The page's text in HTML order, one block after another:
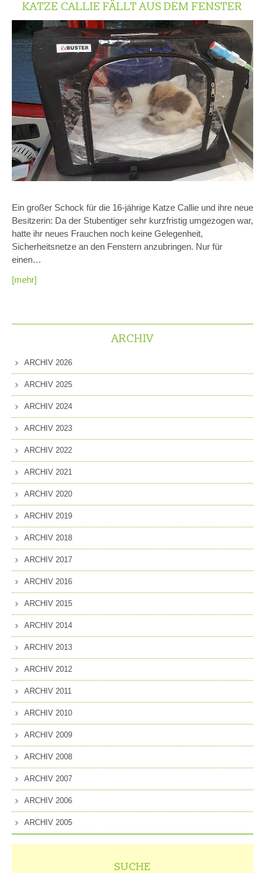
KATZE CALLIE FÄLLT AUS DEM FENSTER
Ein großer Schock für die 16-jährige Katze Callie und ihre neue
Besitzerin: Da der Stubentiger sehr kurzfristig umgezogen war,
hatte ihr neues Frauchen noch keine Gelegenheit,
Sicherheitsnetze an den Fenstern anzubringen. Nur für
einen…
[mehr]
ARCHIV
ARCHIV 2026
ARCHIV 2025
ARCHIV 2024
ARCHIV 2023
ARCHIV 2022
ARCHIV 2021
ARCHIV 2020
ARCHIV 2019
ARCHIV 2018
ARCHIV 2017
ARCHIV 2016
ARCHIV 2015
ARCHIV 2014
ARCHIV 2013
ARCHIV 2012
ARCHIV 2011
ARCHIV 2010
ARCHIV 2009
ARCHIV 2008
ARCHIV 2007
ARCHIV 2006
ARCHIV 2005
SUCHE